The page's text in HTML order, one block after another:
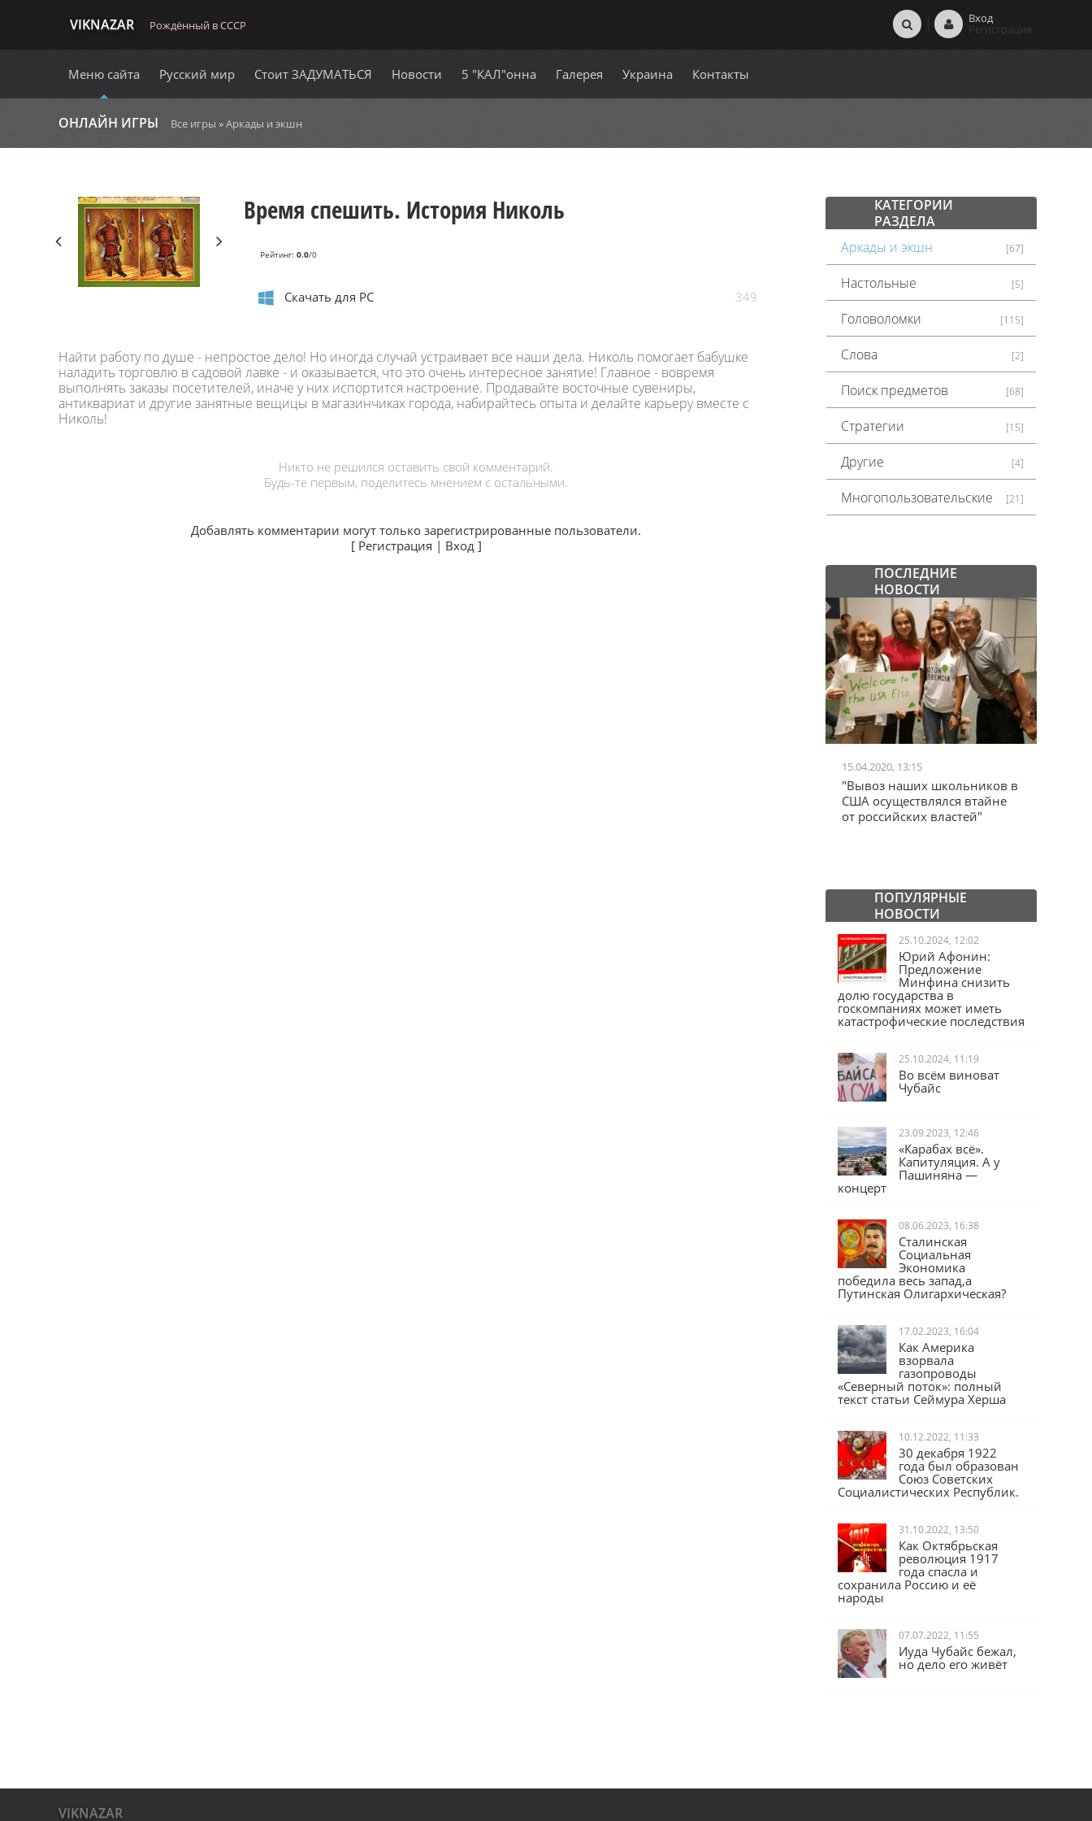
VIKNAZAR Рождённый в СССР Вход
Регистрация
Меню сайта Русский мир Стоит ЗАДУМАТЬСЯ Новости 5 "КАЛ"онна Галерея Украина Контакты
ОНЛАЙН ИГРЫ Все игры »Аркады и экшн
Время спешить. История Николь
Рейтинг: 0.0/0
Скачать для PC 349
Найти работу по душе - непростое дело! Но иногда случай устраивает все наши дела. Николь помогает бабушке
наладить торговлю в садовой лавке - и оказывается, что это очень интересное занятие! Главное - вовремя
выполнять заказы посетителей, иначе у них испортится настроение. Продавайте восточные сувениры,
антиквариат и другие занятные вещицы в магазинчиках города, набирайтесь опыта и делайте карьеру вместе с
Николь!
Никто не решился оставить свой комментарий.
Будь-те первым, поделитесь мнением с остальными.
Добавлять комментарии могут только зарегистрированные пользователи.
[ Регистрация | Вход]
КАТЕГОРИИ
РАЗДЕЛА
Аркады и экшн
[67]
Настольные [5]
Головоломки [115]
Слова [2]
Поиск предметов [68]
Стратегии [15]
Другие [4]
Многопользовательские [21]
ПОСЛЕДНИЕ
НОВОСТИ
15.04.2020, 13:15
"Вывоз наших школьников в
США осуществлялся втайне
от российских властей"
ПОПУЛЯРНЫЕ
НОВОСТИ
25.10.2024, 12:02
Юрий Афонин:
Предложение
Минфина снизить
долю государства в
госкомпаниях может иметь
катастрофические последствия
25.10.2024, 11:19
Во всём виноват
Чубайс
23.09.2023, 12:46
«Карабах всё».
Капитуляция. А у
Пашиняна —
концерт
08.06.2023, 16:38
Сталинская
Социальная
Экономика
победила весь запад,а
Путинская Олигархическая?
17.02.2023, 16:04
Как Америка
взорвала
газопроводы
«Северный поток»: полный
текст статьи Сеймура Херша
10.12.2022, 11:33
30 декабря 1922
года был образован
Союз Советских
Социалистических Республик.
31.10.2022, 13:50
Как Октябрьская
революция 1917
года спасла и
сохранила Россию и её
народы
07.07.2022, 11:55
Иуда Чубайс бежал,
но дело его живёт
VIKNAZAR